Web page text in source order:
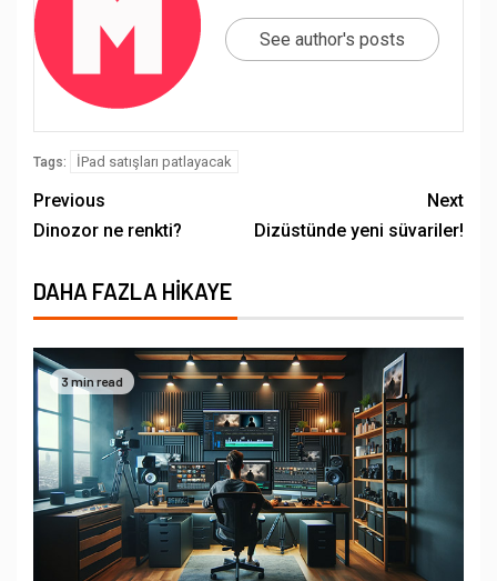
See author's posts
Tags: İPad satışları patlayacak
Previous
Dinozor ne renkti?
Next
Dizüstünde yeni süvariler!
DAHA FAZLA HIKAYE
3 min read